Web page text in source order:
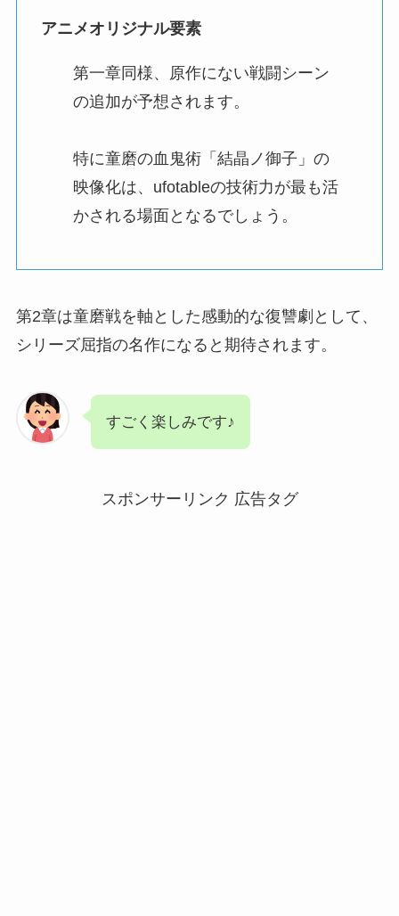
アニメオリジナル要素
第一章同様、原作にない戦闘シーン
の追加が予想されます。
特に童磨の血鬼術「結晶ノ御子」の
映像化は、ufotableの技術力が最も活
かされる場面となるでしょう。
第2章は童磨戦を軸とした感動的な復讐劇として、
シリーズ屈指の名作になると期待されます。
すごく楽しみです♪
スポンサーリンク 広告タグ